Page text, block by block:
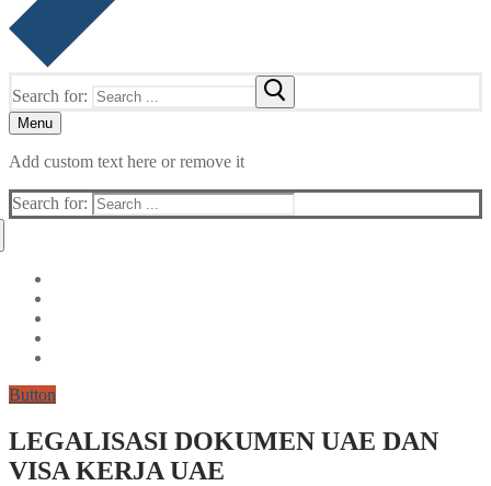
Search for:
Menu
Add custom text here or remove it
Search for:
Button
LEGALISASI DOKUMEN UAE DAN
VISA KERJA UAE